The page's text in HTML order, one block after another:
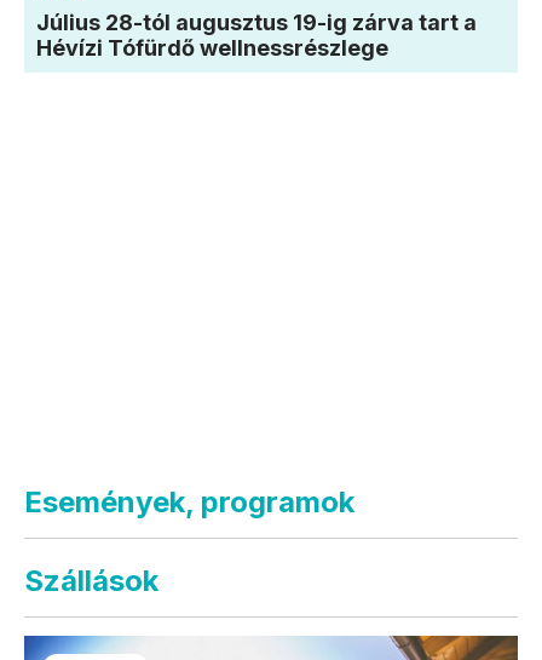
Július 28-tól augusztus 19-ig zárva tart a
Hévízi Tófürdő wellnessrészlege
Események, programok
Szállások